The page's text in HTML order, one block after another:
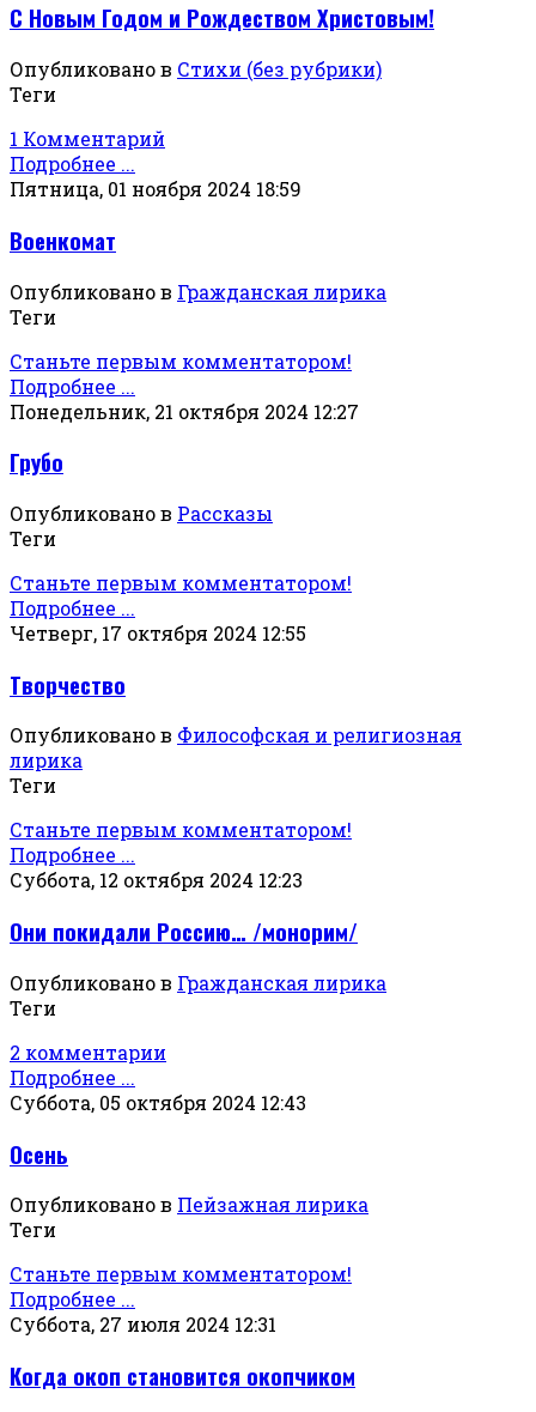
С Новым Годом и Рождеством Христовым!
Опубликовано в Стихи (без рубрики)
Теги
1 Комментарий
Подробнее ...
Пятница, 01 ноября 2024 18:59
Военкомат
Опубликовано в Гражданская лирика
Теги
Станьте первым комментатором!
Подробнее ...
Понедельник, 21 октября 2024 12:27
Грубо
Опубликовано в Рассказы
Теги
Станьте первым комментатором!
Подробнее ...
Четверг, 17 октября 2024 12:55
Творчество
Опубликовано в Философская и религиозная
лирика
Теги
Станьте первым комментатором!
Подробнее ...
Суббота, 12 октября 2024 12:23
Они покидали Россию… /монорим/
Опубликовано в Гражданская лирика
Теги
2 комментарии
Подробнее ...
Суббота, 05 октября 2024 12:43
Осень
Опубликовано в Пейзажная лирика
Теги
Станьте первым комментатором!
Подробнее ...
Суббота, 27 июля 2024 12:31
Когда окоп становится окопчиком